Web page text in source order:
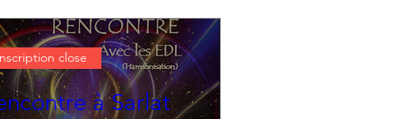
close
à Sarlat